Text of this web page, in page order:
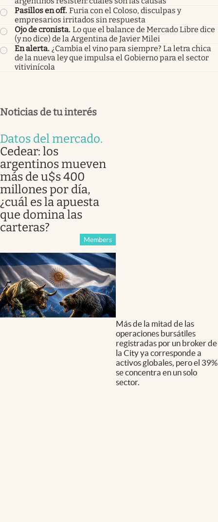
Pasillos en off. Furia con el Coloso, disculpas y
empresarios irritados sin respuesta
Ojo de cronista. Lo que el balance de Mercado Libre dice
(y no dice) de la Argentina de Javier Milei
En alerta. ¿Cambia el vino para siempre? La letra chica
de la nueva ley que impulsa el Gobierno para el sector
vitivinícola
Noticias de tu interés
Datos del mercado.
Cedear: los
argentinos mueven
más de u$s 400
millones por día,
¿cuál es la apuesta
que domina las
carteras?
Members
Más de la mitad de las
operaciones bursátiles
registradas por un broker de
la City ya corresponde a
activos globales, pero el 39%
se concentra en un solo
sector.